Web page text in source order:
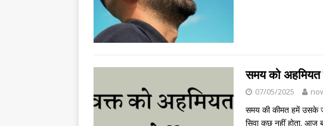
समय को अहमियत
07/05/2025
समय की कीमत हमें उसके
सिवा कुछ नहीं होता. आज